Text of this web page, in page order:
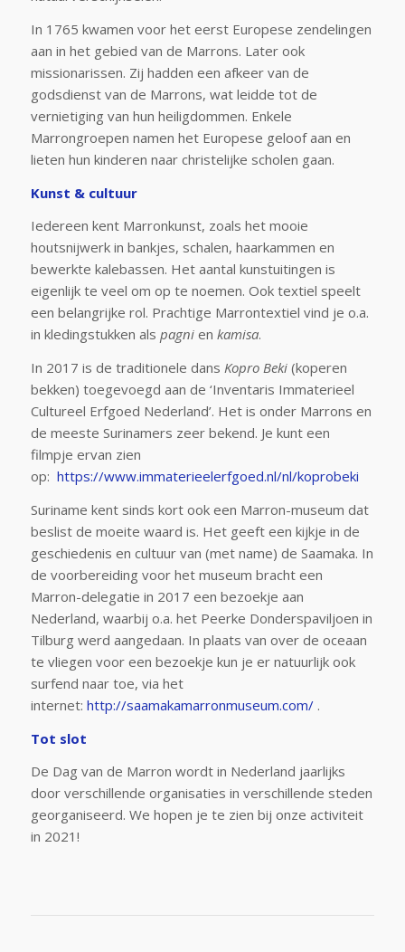
In 1765 kwamen voor het eerst Europese zendelingen
aan in het gebied van de Marrons. Later ook
missionarissen. Zij hadden een afkeer van de
godsdienst van de Marrons, wat leidde tot de
vernietiging van hun heiligdommen. Enkele
Marrongroepen namen het Europese geloof aan en
lieten hun kinderen naar christelijke scholen gaan.
Kunst & cultuur
Iedereen kent Marronkunst, zoals het mooie
houtsnijwerk in bankjes, schalen, haarkammen en
bewerkte kalebassen. Het aantal kunstuitingen is
eigenlijk te veel om op te noemen. Ook textiel speelt
een belangrijke rol. Prachtige Marrontextiel vind je o.a.
in kledingstukken als pagnien kamisa.
In 2017 is de traditionele dans Kopro Beki (koperen
bekken) toegevoegd aan de ‘Inventaris Immaterieel
Cultureel Erfgoed Nederland’. Het is onder Marrons en
de meeste Surinamers zeer bekend. Je kunt een
filmpje ervan zien
op: https://www.immaterieelerfgoed.nl/nl/koprobeki
Suriname kent sinds kort ook een Marron-museum dat
beslist de moeite waard is. Het geeft een kijkje in de
geschiedenis en cultuur van (met name) de Saamaka. In
de voorbereiding voor het museum bracht een
Marron-delegatie in 2017 een bezoekje aan
Nederland, waarbij o.a. het Peerke Donderspaviljoen in
Tilburg werd aangedaan. In plaats van over de oceaan
te vliegen voor een bezoekje kun je er natuurlijk ook
surfend naar toe, via het
internet: http://saamakamarronmuseum.com/.
Tot slot
De Dag van de Marron wordt in Nederland jaarlijks
door verschillende organisaties in verschillende steden
georganiseerd. We hopen je te zien bij onze activiteit
in 2021!